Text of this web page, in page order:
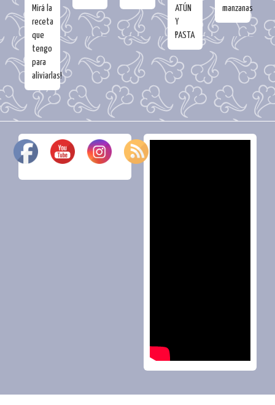
Mirá la
receta
que
tengo
para
aliviarlas!
ATÚN
Y
PASTA
manzanas